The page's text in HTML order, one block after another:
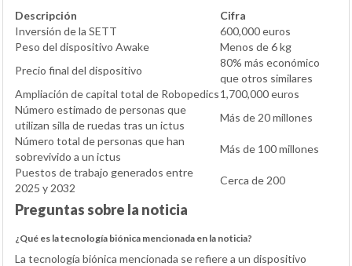
Descripción
Cifra
Inversión de la SETT
600,000 euros
Peso del dispositivo Awake
Menos de 6 kg
Precio final del dispositivo
80% más económico
que otros similares
Ampliación de capital total de Robopedics1,700,000 euros
Número estimado de personas que
utilizan silla de ruedas tras un ictus
Más de 20 millones
Número total de personas que han
sobrevivido a un ictus
Más de 100 millones
Puestos de trabajo generados entre
2025 y 2032
Cerca de 200
Preguntas sobre la noticia
¿Qué es la tecnología biónica mencionada en la noticia?
La tecnología biónica mencionada se refiere a un dispositivo